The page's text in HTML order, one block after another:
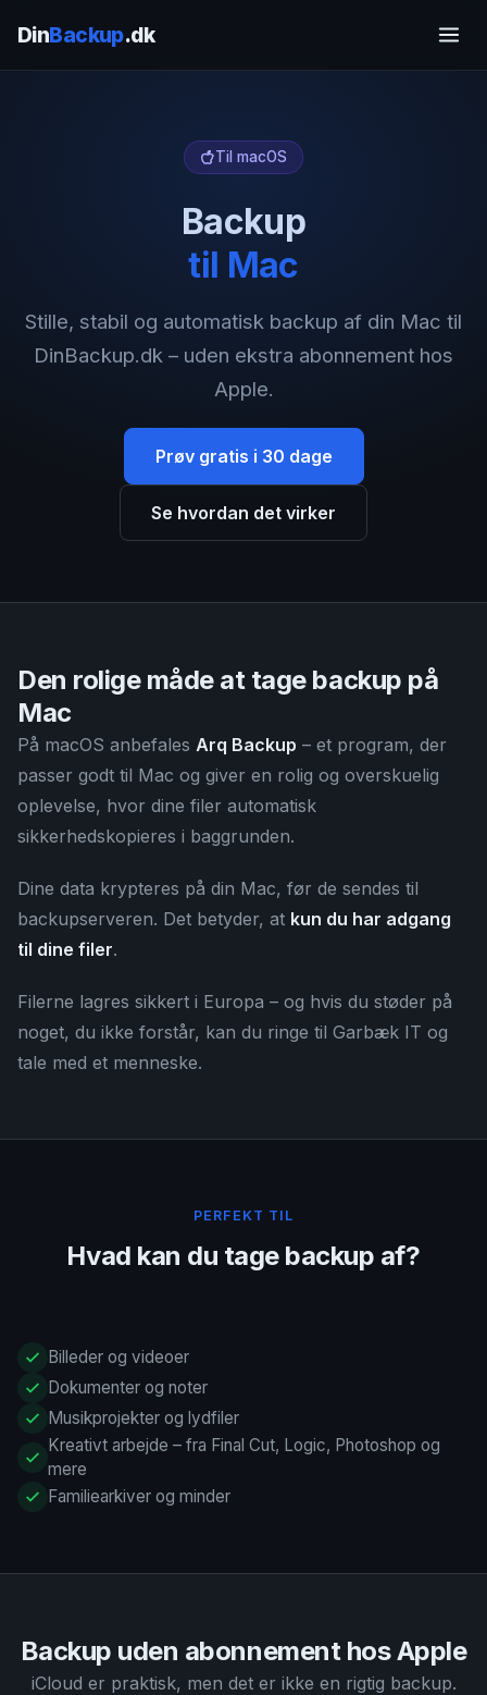
DinBackup.dk
Til macOS
Backup
til Mac
Stille, stabil og automatisk backup af din Mac til
DinBackup.dk – uden ekstra abonnement hos
Apple.
Prøv gratis i 30 dage
Se hvordan det virker
Den rolige måde at tage backup på
Mac
På macOS anbefales Arq Backup – et program, der
passer godt til Mac og giver en rolig og overskuelig
oplevelse, hvor dine filer automatisk
sikkerhedskopieres i baggrunden.
Dine data krypteres på din Mac, før de sendes til
backupserveren. Det betyder, at kun du har adgang
til dine filer.
Filerne lagres sikkert i Europa – og hvis du støder på
noget, du ikke forstår, kan du ringe til Garbæk IT og
tale med et menneske.
PERFEKT TIL
Hvad kan du tage backup af?
Billeder og videoer
Dokumenter og noter
Musikprojekter og lydfiler
Kreativt arbejde – fra Final Cut, Logic, Photoshop og
mere
Familiearkiver og minder
Backup uden abonnement hos Apple
iCloud er praktisk, men det er ikke en rigtig backup.